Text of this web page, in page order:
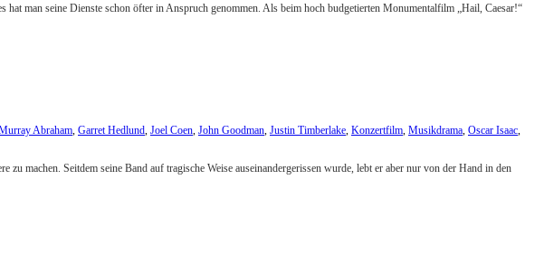
man seine Dienste schon öfter in Anspruch genommen. Als beim hoch budgetierten Monumentalfilm „Hail, Caesar!“
Abraham Garret Hedlund Joel Coen John Goodman Justin Timberlake Konzertfilm Musikdrama Oscar Isaac
Seitdem seine Band auf tragische Weise auseinandergerissen wurde, lebt er aber nur von der Hand in den